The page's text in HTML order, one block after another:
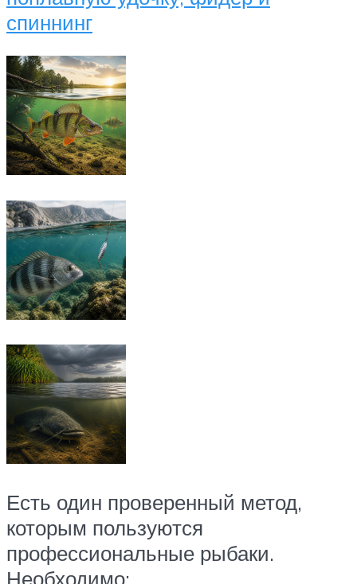
Есть один проверенный метод,
которым пользуются
профессиональные рыбаки.
Необходимо: